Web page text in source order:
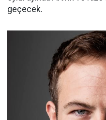
geçecek.